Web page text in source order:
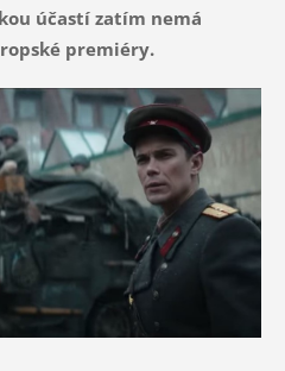
účastí zatím nemá
premiéry.